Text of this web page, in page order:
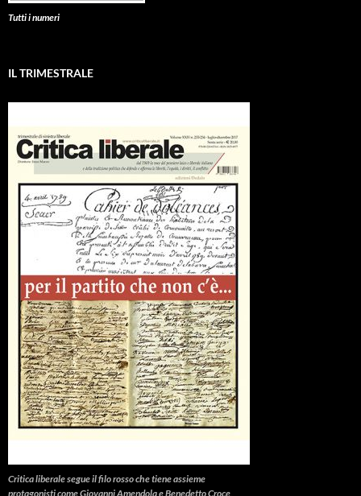
Tutti i numeri
IL TRIMESTRALE
Critica liberalesegue il filo rosso che tiene assieme
protagonisti come Giovanni Amendola e Benedetto Croce,